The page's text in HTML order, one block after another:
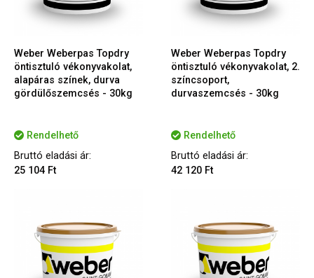
Weber Weberpas Topdry
öntisztuló vékonyvakolat,
alapáras színek, durva
gördülőszemcsés - 30kg
Rendelhető
Bruttó eladási ár:
25 104 Ft
Weber Weberpas Topdry
öntisztuló vékonyvakolat, 2.
színcsoport,
durvaszemcsés - 30kg
Rendelhető
Bruttó eladási ár:
42 120 Ft